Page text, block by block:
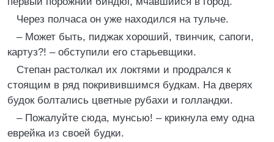
Через полчаса он уже находился на тульче.
– Может быть, пиджак хороший, твинчик, сапоги,
картуз?! – обступили его старьевщики.
Степан растолкал их локтями и продрался к
стоящим в ряд покривившимся будкам. На дверях
будок болтались цветные рубахи и голландки.
– Пожалуйте сюда, мунсью! – крикнула ему одна
еврейка из своей будки.